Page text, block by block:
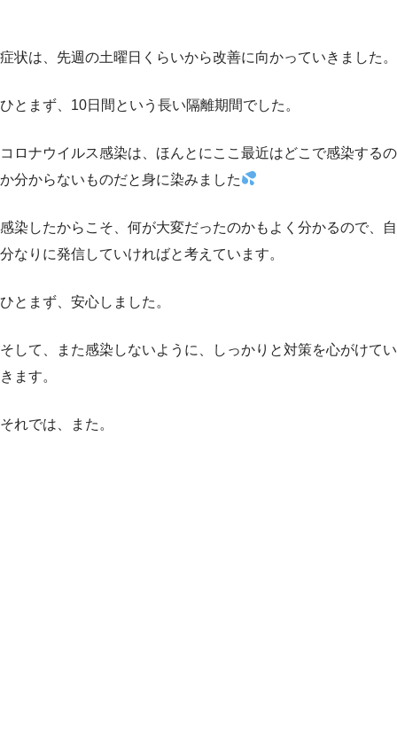
症状は、先週の土曜日くらいから改善に向かっていきました。
ひとまず、10日間という長い隔離期間でした。
コロナウイルス感染は、ほんとにここ最近はどこで感染するの
か分からないものだと身に染みました
感染したからこそ、何が大変だったのかもよく分かるので、自
分なりに発信していければと考えています。
ひとまず、安心しました。
そして、また感染しないように、しっかりと対策を心がけてい
きます。
それでは、また。